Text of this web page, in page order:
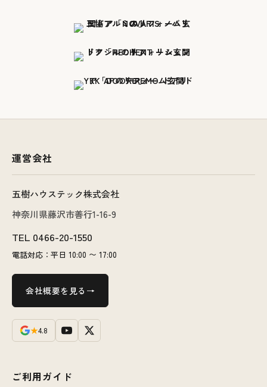
運営会社
五樹ハウステック株式会社
神奈川県藤沢市善行1-16-9
TEL 0466-20-1550
電話対応：平日 10:00 〜 17:00
会社概要を見る
★4.8
ご利用ガイド